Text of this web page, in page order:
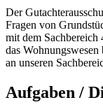
Der
Fragen von
mit dem
das
an unseren
Aufgaben /